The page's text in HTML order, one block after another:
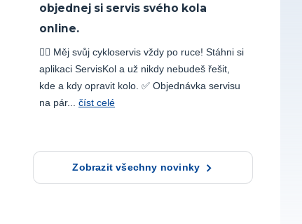
objednej si servis svého kola
online.
🚴‍♂️ Měj svůj cykloservis vždy po ruce! Stáhni si
aplikaci ServisKol a už nikdy nebudeš řešit,
kde a kdy opravit kolo. ✅ Objednávka servisu
na pár... číst celé
Zobrazit všechny novinky